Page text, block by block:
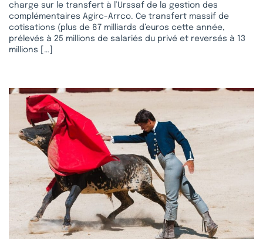
charge sur le transfert à l’Urssaf de la gestion des
complémentaires Agirc-Arrco. Ce transfert massif de
cotisations (plus de 87 milliards d’euros cette année,
prélevés à 25 millions de salariés du privé et reversés à 13
millions […]